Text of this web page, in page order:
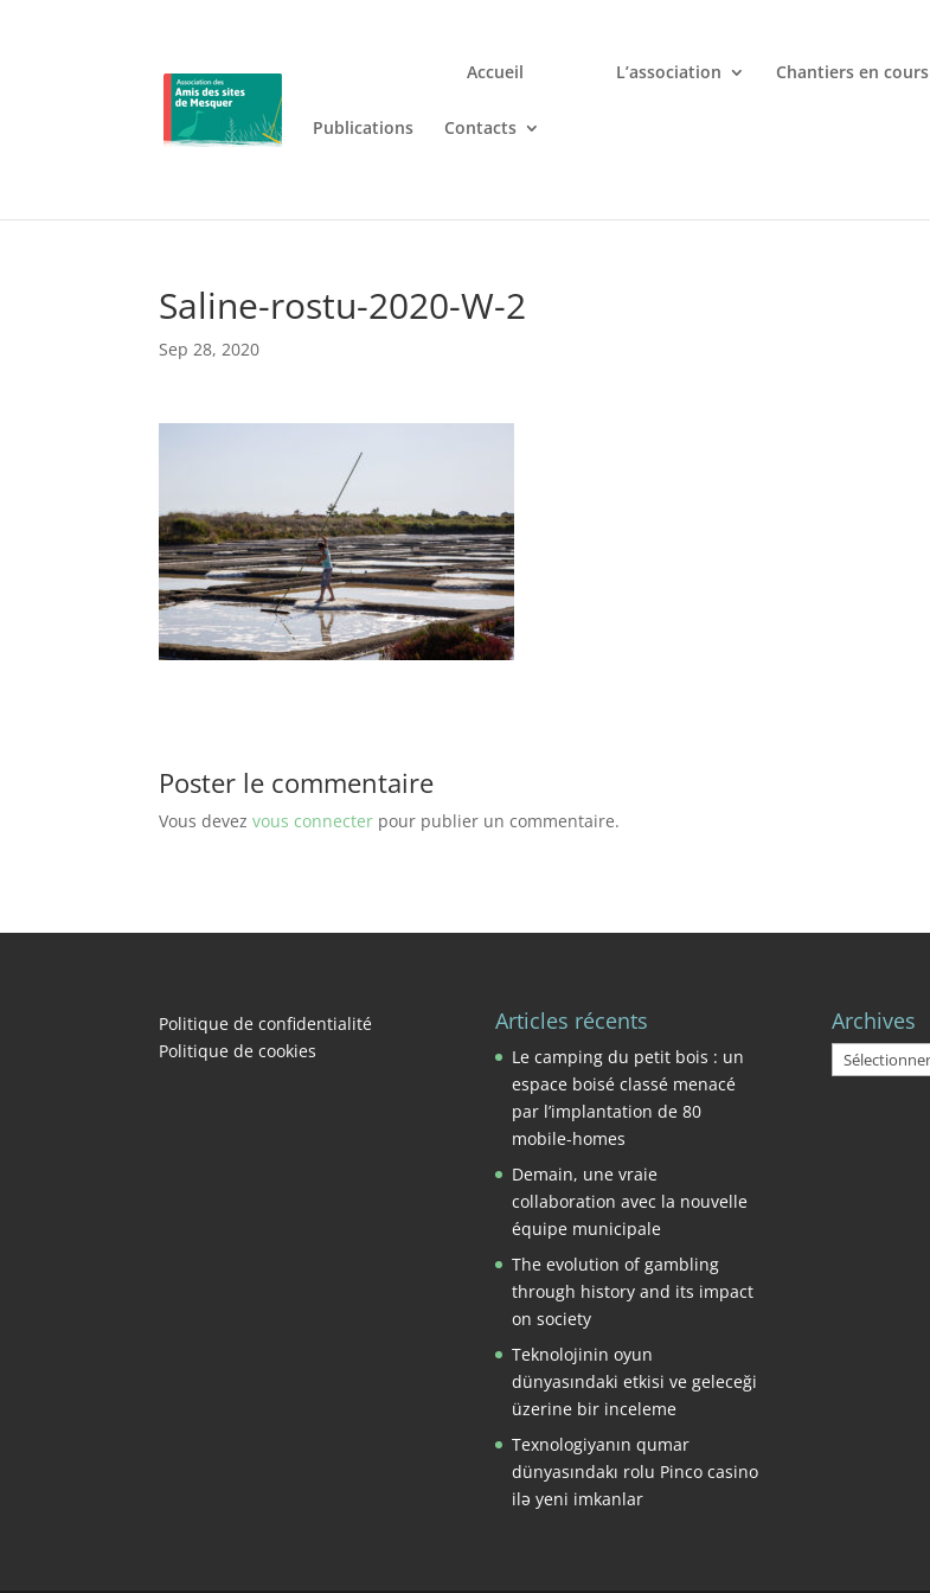
Accueil L’association Chantiers en cours
Publications Contacts
Jouez n’importe où et n’importe quand avec votre smartphone chez
Saline-rostu-2020-W-2
Sep 28, 2020
Poster le commentaire
Vous devezvous connecter pour publier un commentaire.
Politique de confidentialité
Politique de cookies
Articles récents
Le camping du petit bois : un
espace boisé classé menacé
par l’implantation de 80
mobile-homes
Demain, une vraie
collaboration avec la nouvelle
équipe municipale
The evolution of gambling
through history and its impact
on society
Teknolojinin oyun
dünyasındaki etkisi ve geleceği
üzerine bir inceleme
Texnologiyanın qumar
dünyasındakı rolu Pinco casino
ilə yeni imkanlar
Archives
Archives